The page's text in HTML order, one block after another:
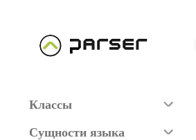
Классы
Сущности языка